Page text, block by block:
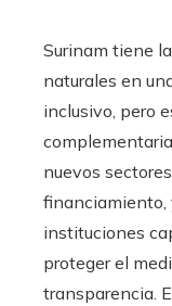
Surinam tiene
naturales en
inclusivo, pero
nuevos
financiamiento,
instituciones
proteger el
transparencia.